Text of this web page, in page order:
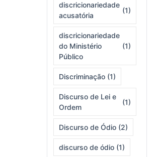
discricionariedade
acusatória
(1)
discricionariedade
do Ministério
Público
(1)
Discriminação (1)
Discurso de Lei e
Ordem
(1)
Discurso de Ódio (2)
discurso de ódio (1)